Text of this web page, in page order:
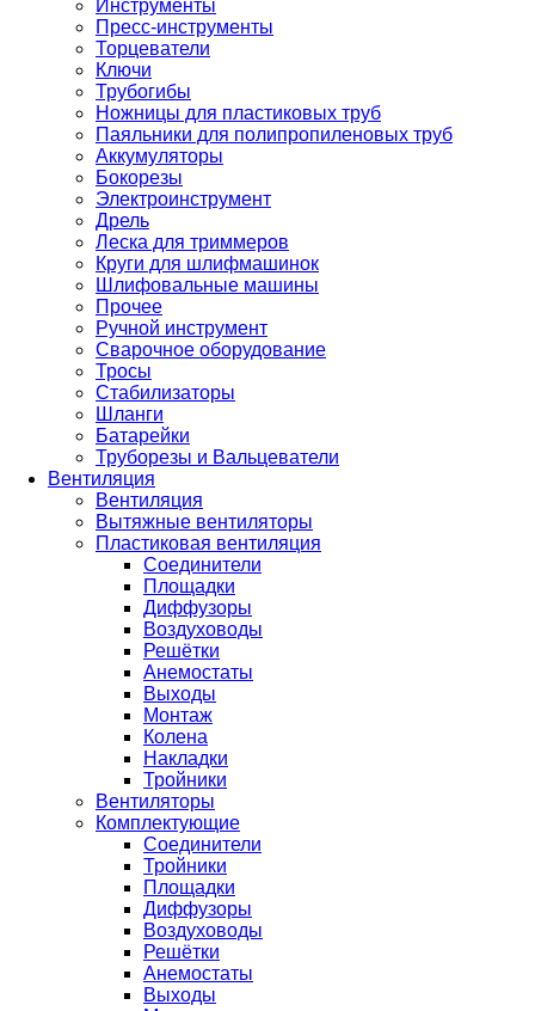
Инструменты
Пресс-инструменты
Торцеватели
Ключи
Трубогибы
Ножницы для пластиковых труб
Паяльники для полипропиленовых труб
Аккумуляторы
Бокорезы
Электроинструмент
Дрель
Леска для триммеров
Круги для шлифмашинок
Шлифовальные машины
Прочее
Ручной инструмент
Сварочное оборудование
Тросы
Стабилизаторы
Шланги
Батарейки
Труборезы и Вальцеватели
Вентиляция
Вентиляция
Вытяжные вентиляторы
Пластиковая вентиляция
Соединители
Площадки
Диффузоры
Воздуховоды
Решётки
Анемостаты
Выходы
Монтаж
Колена
Накладки
Тройники
Вентиляторы
Комплектующие
Соединители
Тройники
Площадки
Диффузоры
Воздуховоды
Решётки
Анемостаты
Выходы